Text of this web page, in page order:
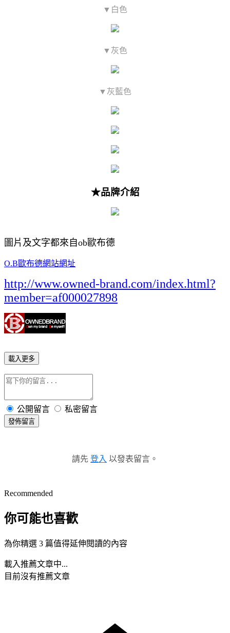
▼白色
▼灰色
▼灰藍色
★品牌介紹
圖片及文字都來自ob歐布德
O.B歐布德網站網址
http://www.owned-brand.com/index.html?
member=af000027898
載入更多
公開留言 私密留言
發佈留言
請先 登入 以發表留言。
Recommended
你可能也喜歡
為你精選 3 篇值得延伸閱讀的內容
載入推薦文章中...
目前沒有推薦文章